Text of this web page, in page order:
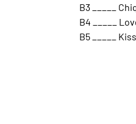
B3 _____
B4 _____
B5 _____